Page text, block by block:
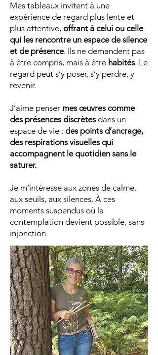
Mes tableaux invitent à une
expérience de regard plus lente et
plus attentive, offrant à celui ou celle
qui les rencontre un espace de silence
et de présence. Ils ne demandent pas
à être compris, mais à être habités. Le
regard peut s’y poser, s’y perdre, y
revenir.
J’aime penser mes œuvres comme
des présences discrètesdans un
espace de vie : des points d’ancrage,
des respirations visuelles qui
accompagnent le quotidien sans le
saturer.
Je m’intéresse aux zones de calme,
aux seuils, aux silences. À ces
moments suspendus où la
contemplation devient possible, sans
injonction.